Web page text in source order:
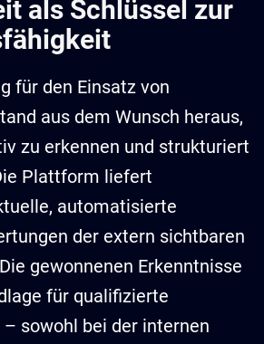
als Schlüssel zur
für den Einsatz von
aus dem Wunsch heraus,
zu erkennen und strukturiert
Plattform liefert
automatisierte
der extern sichtbaren
gewonnenen Erkenntnisse
für qualifizierte
sowohl bei der internen